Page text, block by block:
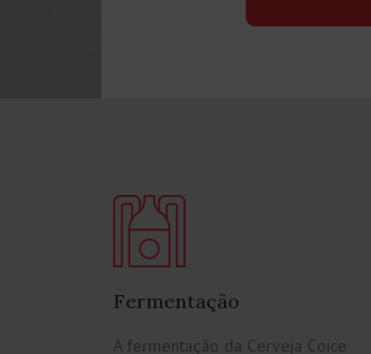
Fermentação
A fermentação da Cerveja Coice